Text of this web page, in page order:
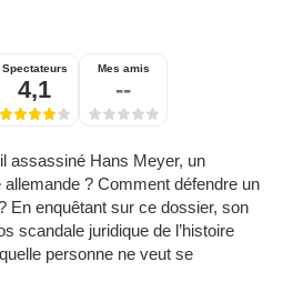
Spectateurs
4,1
Mes amis
--
assassiné Hans Meyer, un
? Comment défendre un
En enquêtant sur ce dossier, son
scandale juridique de l’histoire
personne ne veut se